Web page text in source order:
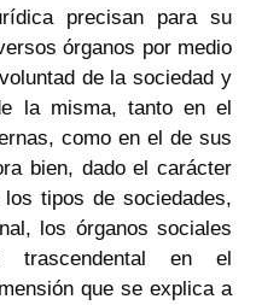
precisan para su
órganos por medio
de la sociedad y
la misma, tanto en el
como en el de sus
bien, dado el carácter
tipos de sociedades,
los órganos sociales
trascendental en el
que se explica a